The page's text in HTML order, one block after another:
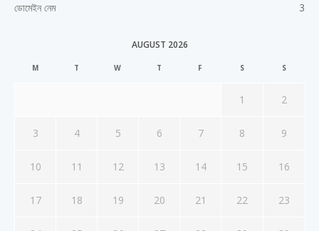
ডোমেইন নেম 3
AUGUST 2026
M T W T F S S
1 2
3 4 5 6 7 8 9
10 11 12 13 14 15 16
17 18 19 20 21 22 23